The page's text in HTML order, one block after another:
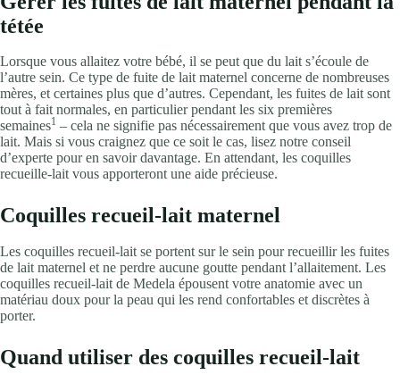
tétée
Lorsque vous allaitez votre bébé, il se peut que du lait s’écoule de
l’autre sein. Ce type de fuite de lait maternel concerne de nombreuses
mères, et certaines plus que d’autres. Cependant, les fuites de lait sont
tout à fait normales, en particulier pendant les six premières
semaines1 – cela ne signifie pas nécessairement que vous avez trop de
lait. Mais si vous craignez que ce soit le cas, lisez notre conseil
d’experte pour en savoir davantage. En attendant, les coquilles
recueille-lait vous apporteront une aide précieuse.
Coquilles recueil-lait maternel
Les coquilles recueil-lait se portent sur le sein pour recueillir les fuites
de lait maternel et ne perdre aucune goutte pendant l’allaitement. Les
coquilles recueil-lait de Medela épousent votre anatomie avec un
matériau doux pour la peau qui les rend confortables et discrètes à
porter.
Quand utiliser des coquilles recueil-lait